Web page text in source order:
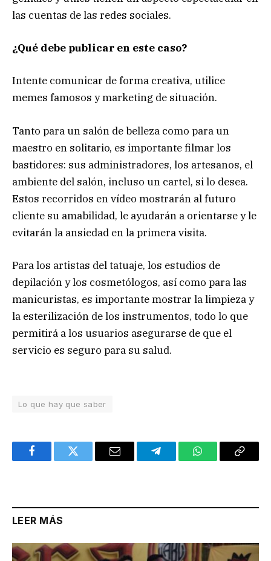
las cuentas de las redes sociales.
¿Qué debe publicar en este caso?
Intente comunicar de forma creativa, utilice
memes famosos y marketing de situación.
Tanto para un salón de belleza como para un
maestro en solitario, es importante filmar los
bastidores: sus administradores, los artesanos, el
ambiente del salón, incluso un cartel, si lo desea.
Estos recorridos en vídeo mostrarán al futuro
cliente su amabilidad, le ayudarán a orientarse y le
evitarán la ansiedad en la primera visita.
Para los artistas del tatuaje, los estudios de
depilación y los cosmetólogos, así como para las
manicuristas, es importante mostrar la limpieza y
la esterilización de los instrumentos, todo lo que
permitirá a los usuarios asegurarse de que el
servicio es seguro para su salud.
Lo que hay que saber
FacebookTwitter Email TelegramWhatsAppCopy
LEER MÁS